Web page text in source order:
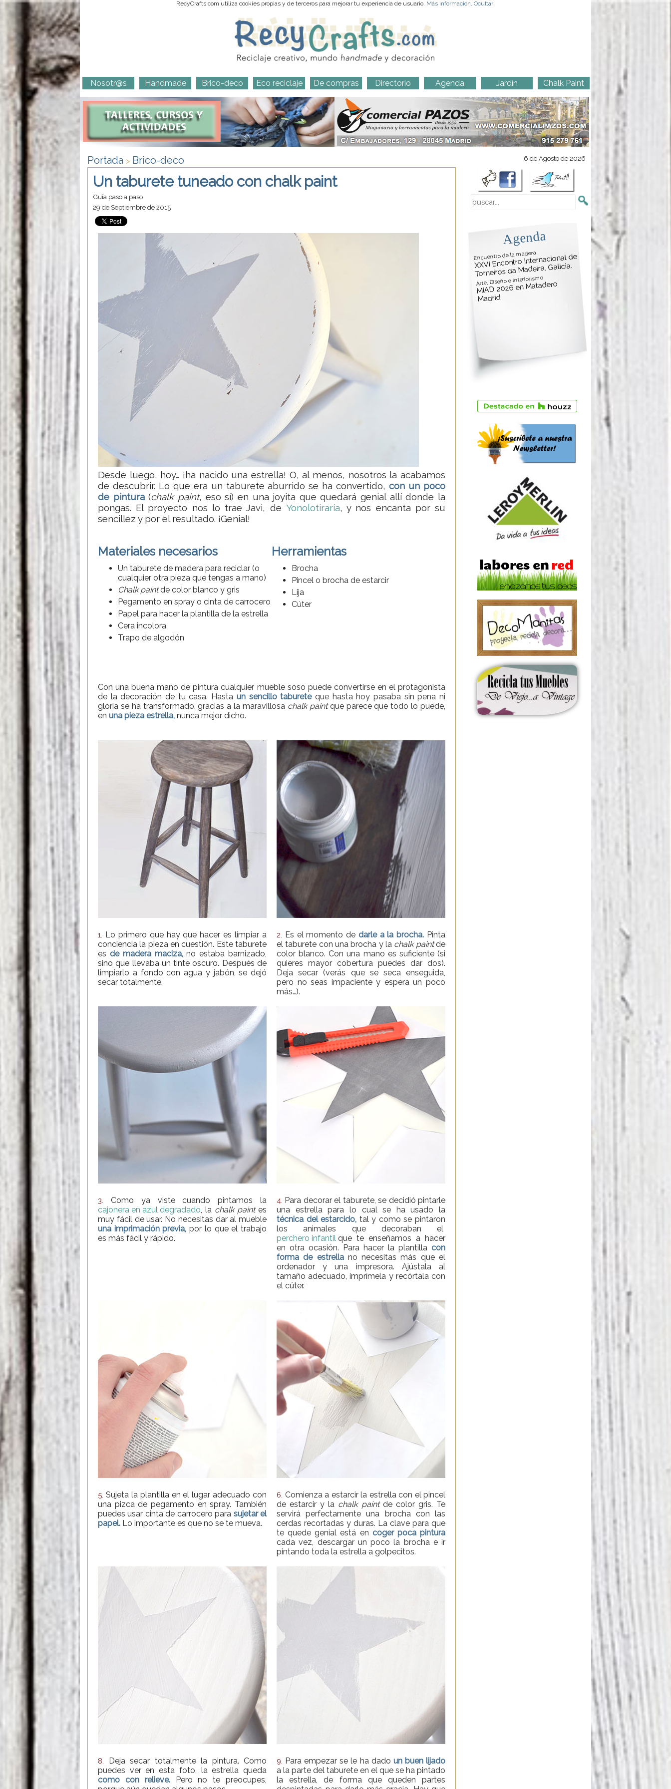
RecyCrafts.com utiliza cookies propias y de terceros para mejorar tu experiencia de usuario. Más información. Ocultar.
Nosotr@s Handmade Brico-deco Eco reciclaje De compras Directorio Agenda Jardín Chalk Paint
Portada > Brico-deco
Un taburete tuneado con chalk paint
Guía paso a paso
29 de Septiembre de 2015
Desde luego, hoy… ¡ha nacido una estrella! O, al menos, nosotros la acabamos
de descubrir. Lo que era un taburete aburrido se ha convertido,con un poco
de pintura(chalk paint, eso sí) en una joyita que quedará genial allí donde la
pongas. El proyecto nos lo trae Javi, de Yonolotiraría, y nos encanta por su
sencillez y por el resultado. ¡Genial!
Materiales necesarios
Un taburete de madera para reciclar (o
cualquier otra pieza que tengas a mano)
Chalk paintde color blanco y gris
Pegamento en spray o cinta de carrocero
Papel para hacer la plantilla de la estrella
Cera incolora
Trapo de algodón
Herramientas
Brocha
Pincel o brocha de estarcir
Lija
Cúter
Con una buena mano de pintura cualquier mueble soso puede convertirse en el protagonista
de la decoración de tu casa. Hasta un sencillo tabureteque hasta hoy pasaba sin pena ni
gloria se ha transformado, gracias a la maravillosa chalk paintque parece que todo lo puede,
en una pieza estrella, nunca mejor dicho.
1.
Lo primero que hay que hacer es limpiar a
conciencia la pieza en cuestión. Este taburete
es de madera maciza,no estaba barnizado,
sino que llevaba un tinte oscuro. Después de
limpiarlo a fondo con agua y jabón, se dejó
secar totalmente.
2. Es el momento de darle a la brocha. Pinta
el taburete con una brocha y la chalk paintde
color blanco. Con una mano es suficiente (si
quieres mayor cobertura puedes dar dos).
Deja secar (verás que se seca enseguida,
pero no seas impaciente y espera un poco
más…).
3. Como ya viste cuando pintamos la
cajonera en azul degradado, la chalk paint es
muy fácil de usar. No necesitas dar al mueble
una imprimación previa, por lo que el trabajo
es más fácil y rápido.
4. Para decorar el taburete, se decidió pintarle
una estrella para lo cual se ha usado la
técnica del estarcido, tal y como se pintaron
los animales que decoraban el
perchero infantil que te enseñamos a hacer
en otra ocasión. Para hacer la plantilla con
forma de estrellano necesitas más que el
ordenador y una impresora. Ajústala al
tamaño adecuado, imprímela y recórtala con
el cúter.
5. Sujeta la plantilla en el lugar adecuado con
una pizca de pegamento en spray. También
puedes usar cinta de carrocero para sujetar el
papel. Lo importante es que no se te mueva.
6. Comienza a estarcir la estrella con el pincel
de estarcir y la chalk paintde color gris. Te
servirá perfectamente una brocha con las
cerdas recortadas y duras. La clave para que
te quede genial está en coger poca pintura
cada vez, descargar un poco la brocha e ir
pintando toda la estrella a golpecitos.
8.
Deja secar totalmente la pintura. Como
puedes ver en esta foto, la estrella queda
como con relieve.Pero no te preocupes,
9. Para empezar se le ha dado un buen lijado
a la parte del taburete en el que se ha pintado
la estrella, de forma que queden partes
6 de Agosto de 2026
Agenda
Encuentro de la madera
XXVI Encontro Internacional de
Torneiros da Madeira. Galicia.
Arte, Diseño e Interiorismo
MIAD 2026 en Matadero
Madrid